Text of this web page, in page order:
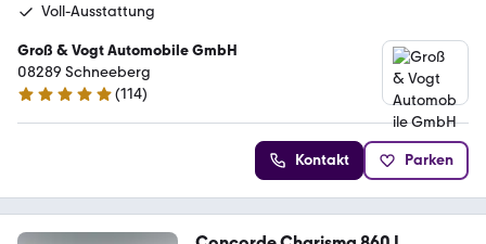
Voll-Ausstattung
Groß & Vogt Automobile GmbH
08289 Schneeberg
4.9 Sterne
(114)
Kontakt Parken